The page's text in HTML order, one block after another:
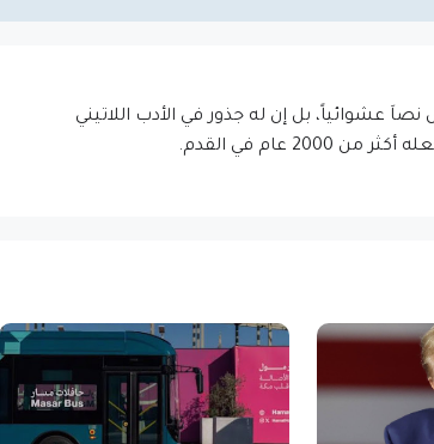
عشوائياً، بل إن له جذور في الأدب اللاتيني